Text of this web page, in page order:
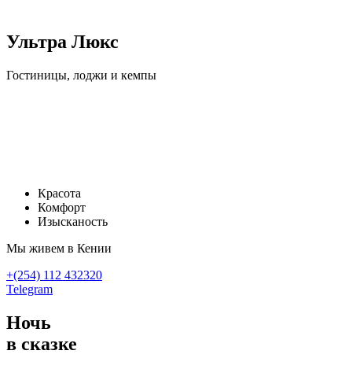
Ультра Люкс
Гостиницы, лоджи и кемпы
Красота
Комфорт
Изысканость
Мы живем в Кении
+(254) 112 432320
Telegram
Ночь
в сказке